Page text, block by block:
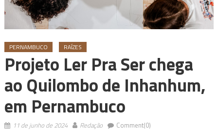
PERNAMBUCO RAÍZES
Projeto Ler Pra Ser chega
ao Quilombo de Inhanhum,
em Pernambuco
11 de junho de 2024 Redação Comment(0)